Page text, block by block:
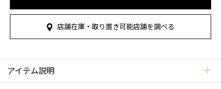
店舗在庫・取り置き可能店舗を調べる
アイテム説明